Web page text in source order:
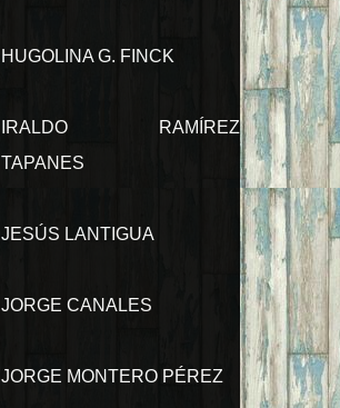
HUGOLINA G. FINCK
IRALDO RAMÍREZ
TAPANES
JESÚS LANTIGUA
JORGE CANALES
JORGE MONTERO PÉREZ